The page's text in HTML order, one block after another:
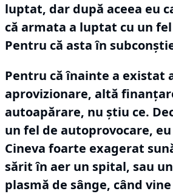
luptat, dar după aceea eu
că armata a luptat cu un
Pentru că asta în
Pentru că înainte a existat
aprovizionare, altă
autoapărare, nu ştiu ce.
un fel de autoprovocare,
Cineva foarte exagerat
sărit în aer un spital, sau
plasmă de sânge, când